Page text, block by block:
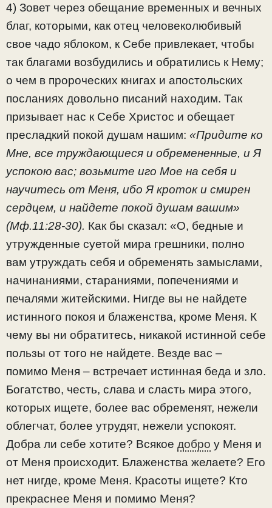
4) Зовет через обещание временных и вечных
благ, которыми, как отец человеколюбивый
свое чадо яблоком, к Себе привлекает, чтобы
так благами возбудились и обратились к Нему;
о чем в пророческих книгах и апостольских
посланиях довольно писаний находим. Так
призывает нас к Себе Христос и обещает
пресладкий покой душам нашим: «Придите ко
Мне, все труждающиеся и обремененные, и Я
успокою вас; возьмите иго Мое на себя и
научитесь от Меня, ибо Я кроток и смирен
сердцем, и найдете покой душам вашим»
(Мф.11:28-30). Как бы сказал: «О, бедные и
утружденные суетой мира грешники, полно
вам утруждать себя и обременять замыслами,
начинаниями, стараниями, попечениями и
печалями житейскими. Нигде вы не найдете
истинного покоя и блаженства, кроме Меня. К
чему вы ни обратитесь, никакой истинной себе
пользы от того не найдете. Везде вас –
помимо Меня – встречает истинная беда и зло.
Богатство, честь, слава и сласть мира этого,
которых ищете, более вас обременят, нежели
облегчат, более утрудят, нежели успокоят.
Добра ли себе хотите? Всякое добро у Меня и
от Меня происходит. Блаженства желаете? Его
нет нигде, кроме Меня. Красоты ищете? Кто
прекраснее Меня и помимо Меня?